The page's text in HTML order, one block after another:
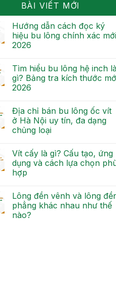
BÀI VIẾT MỚI
Hướng dẫn cách đọc ký
hiệu bu lông chính xác mới
2026
Tìm hiểu bu lông hệ inch
gì? Bảng tra kích thước
2026
Địa chỉ bán bu lông ốc vít
ở Hà Nội uy tín, đa dạng
chủng loại
Vít cấy là gì? Cấu tạo, ứng
dụng và cách lựa chọn
hợp
Lông đền vênh và lông
phẳng khác nhau như thế
nào?